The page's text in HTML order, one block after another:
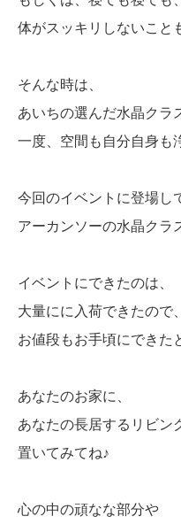
体がスッキリしないこと
そんな時は、
あいちの選んだ水晶クラ
一度、空間も自分自身も
今回のイベントに登場し
アーカンソーの水晶クラ
イベントにできたのは、
大量にに入荷できたので、
お値段もお手頃にできた
あなたのお家に、
あなたの長居するリビン
置いてみてね♪
心の中の頑なな部分や